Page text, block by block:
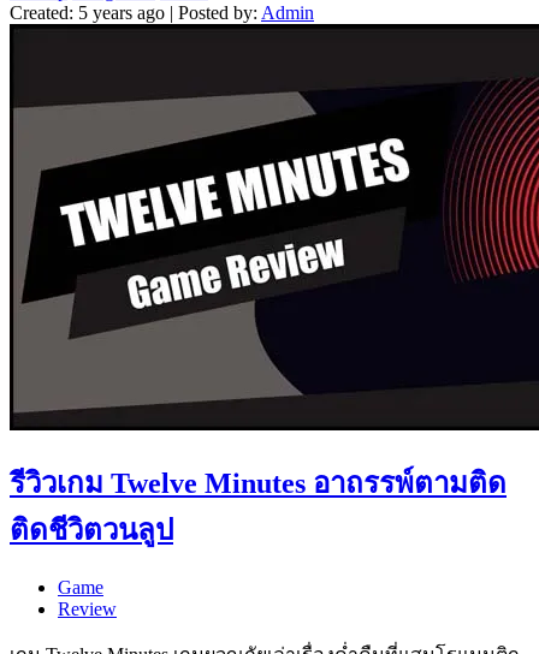
Created: 5 years ago | Posted by: Admin
รีวิวเกม Twelve Minutes อาถรรพ์ตามติด
ติดชีวิตวนลูป
Game
Review